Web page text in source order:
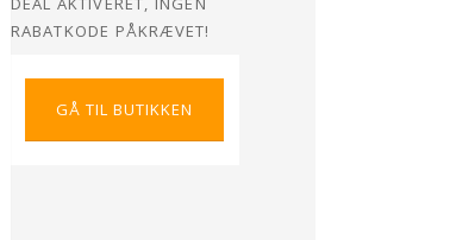
RABATKODE PÅKRÆVET!
GÅ TIL BUTIKKEN